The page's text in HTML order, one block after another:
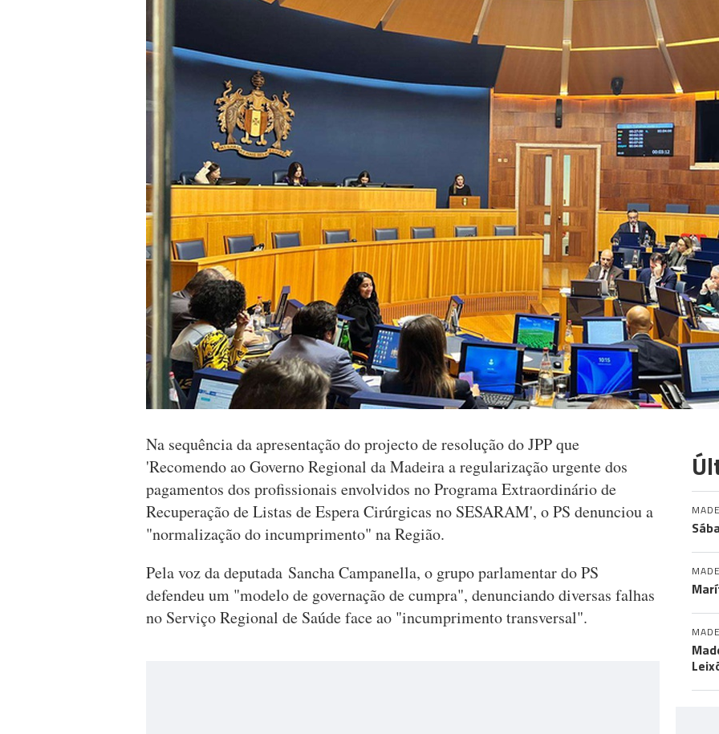
Na sequência da apresentação do projecto de resolução do JPP que
'Recomendo ao Governo Regional da Madeira a regularização urgente dos
pagamentos dos profissionais envolvidos no Programa Extraordinário de
Recuperação de Listas de Espera Cirúrgicas no SESARAM', o PS denunciou a
"normalização do incumprimento" na Região.
Pela voz da deputada Sancha Campanella, o grupo parlamentar do PS
defendeu um "modelo de governação de cumpra", denunciando diversas falhas
no Serviço Regional de Saúde face ao "incumprimento transversal".